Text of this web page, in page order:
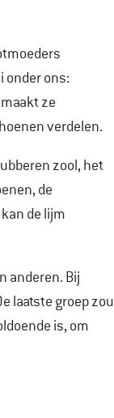
onder ons:
ze
verdelen.
zool, het
de
de lijm
anderen. Bij
laatste groep zou
is, om